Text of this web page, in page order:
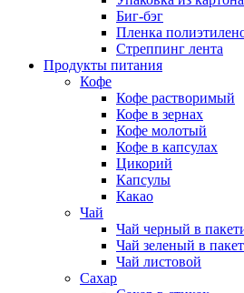
Биг-бэг
Пленка
Стреппинг лента
Продукты питания
Кофе
Кофе растворимый
Кофе в зернах
Кофе молотый
Кофе в капсулах
Цикорий
Капсулы
Какао
Чай
Чай черный в
Чай зеленый в
Чай листовой
Сахар